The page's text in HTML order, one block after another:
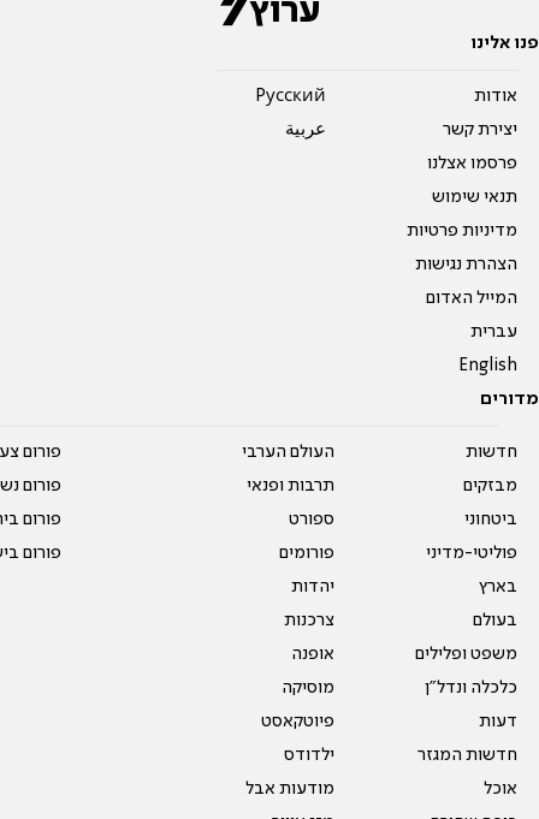
פנו אלינו
אודות
יצירת קשר
פרסמו אצלנו
תנאי שימוש
מדיניות פרטיות
הצהרת נגישות
המייל האדום
עברית
English
Pусский
عربية
מדורים
חדשות
מבזקים
ביטחוני
פוליטי-מדיני
בארץ
בעולם
משפט ופלילים
כלכלה ונדל"ן
דעות
חדשות המגזר
אוכל
העולם הערבי
תרבות ופנאי
ספורט
פורומים
יהדות
צרכנות
אופנה
מוסיקה
פיוטקאסט
ילדודס
מודעות אבל
פורום
פורום
פורום
פורום